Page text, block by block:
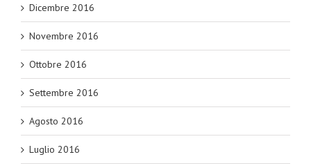
Dicembre 2016
Novembre 2016
Ottobre 2016
Settembre 2016
Agosto 2016
Luglio 2016